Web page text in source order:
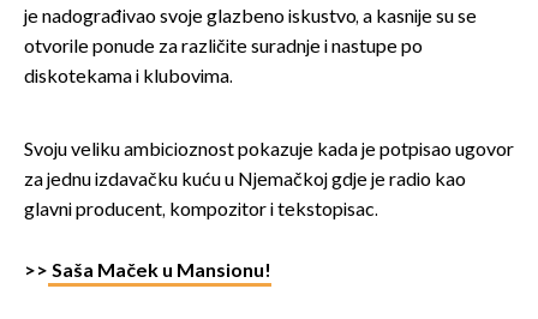
je nadograđivao svoje glazbeno iskustvo, a kasnije su se
otvorile ponude za različite suradnje i nastupe po
diskotekama i klubovima.
Svoju veliku ambicioznost pokazuje kada je potpisao ugovor
za jednu izdavačku kuću u Njemačkoj gdje je radio kao
glavni producent, kompozitor i tekstopisac.
>> Saša Maček u Mansionu!